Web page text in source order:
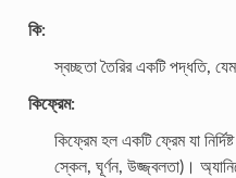
কি:
স্বচ্ছতা তৈরির একটি পদ্ধতি,
কিফ্রেম:
কিফ্রেম হল একটি ফ্রেম যা
স্কেল, ঘূর্ণন, উজ্জ্বলতা)।